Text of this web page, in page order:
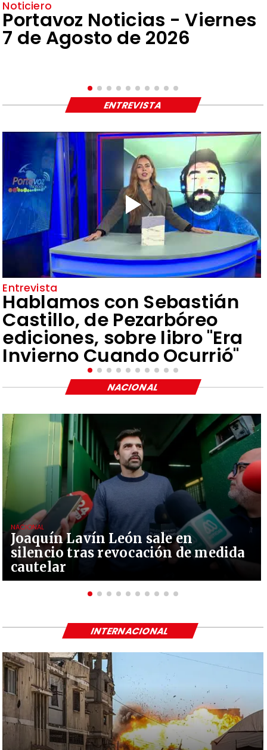
Noticiero
Portavoz Noticias - Viernes
7 de Agosto de 2026
Entrevista
Hablamos con Sebastián
Castillo, de Pezarbóreo
ediciones, sobre libro "Era
Invierno Cuando Ocurrió"
ENTREVISTA
Joaquín Lavín León sale en
silencio tras revocación de medida
cautelar
NACIONAL
NACIONAL
INTERNACIONAL